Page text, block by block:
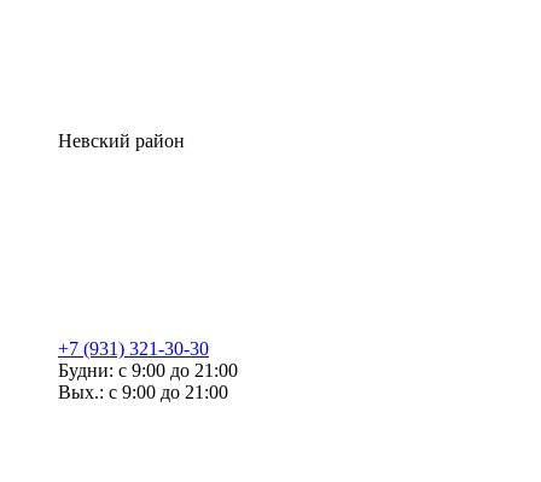
Невский район
+7 (931) 321-30-30
Будни: с 9:00 до 21:00
Вых.: с 9:00 до 21:00